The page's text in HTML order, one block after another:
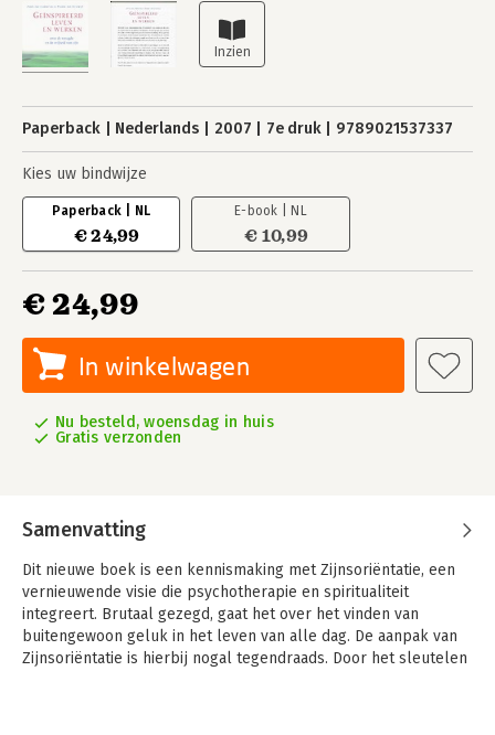
Paperback Nederlands 2007 7e druk 9789021537337
Kies uw bindwijze
Paperback | NL
€ 24,99
E-book | NL
€ 10,99
€ 24,99
In winkelwagen
Nu besteld, woensdag in huis
Gratis verzonden
Samenvatting
Dit nieuwe boek is een kennismaking met Zijnsoriëntatie, een
vernieuwende visie die psychotherapie en spiritualiteit
integreert. Brutaal gezegd, gaat het over het vinden van
buitengewoon geluk in het leven van alle dag. De aanpak van
Zijnsoriëntatie is hierbij nogal tegendraads. Door het sleutelen